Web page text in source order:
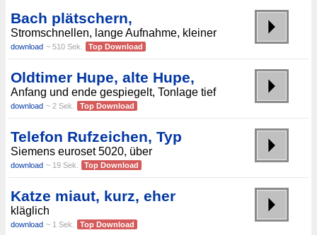
Bach plätschern,
Stromschnellen, lange Aufnahme, kleiner
download ~ 510 Sek. Top Download
Oldtimer Hupe, alte Hupe,
Anfang und ende gespiegelt, Tonlage tief
download ~ 2 Sek. Top Download
Telefon Rufzeichen, Typ
Siemens euroset 5020, über
download ~ 19 Sek. Top Download
Katze miaut, kurz, eher
kläglich
download ~ 1 Sek. Top Download